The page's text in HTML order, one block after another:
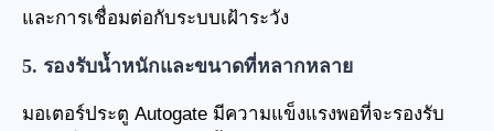
และการเชื่อมต่อกับระบบเฝ้าระวัง
5. รองรับน้ำหนักและขนาดที่หลากหลาย
มอเตอร์ประตู Autogate มีความแข็งแรงพอที่จะรองรับ